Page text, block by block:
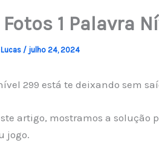
1 Palavra
Lucas / julho 24, 2024
299 está te deixando sem
artigo, mostramos a solução
jogo.